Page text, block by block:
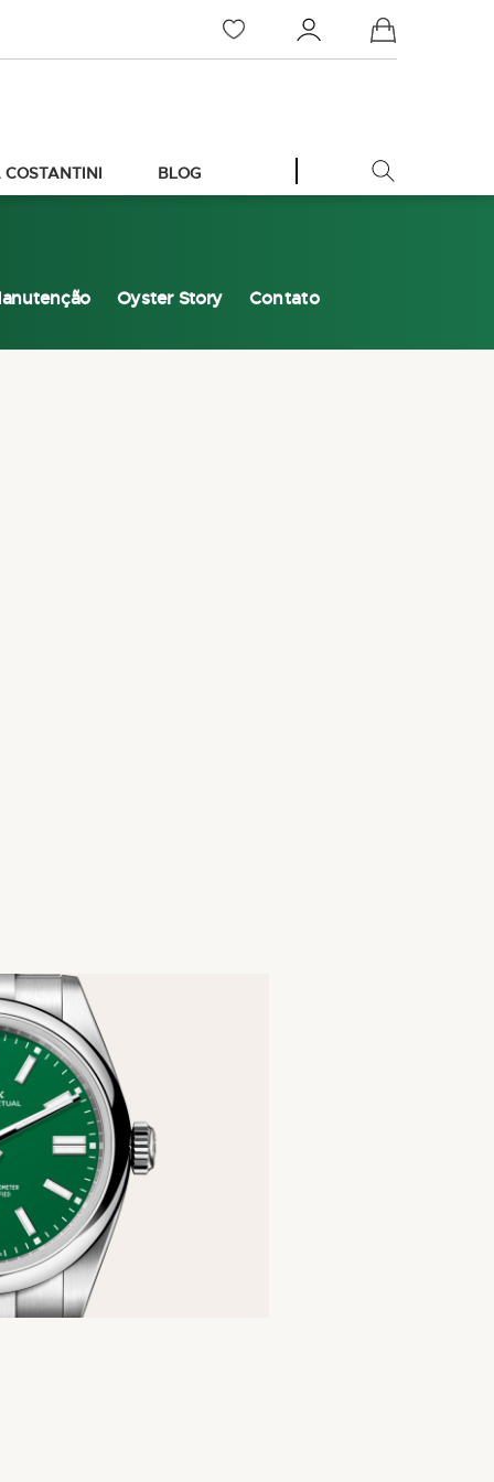
Meu Carrinho
BLOG
Oyster Story
Contato